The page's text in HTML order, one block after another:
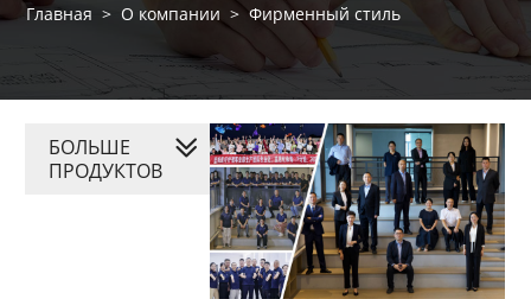
Главная > О компании > Фирменный стиль
БОЛЬШЕ
ПРОДУКТОВ